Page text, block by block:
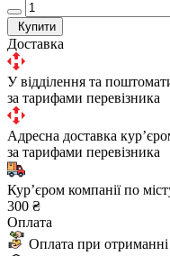
Купити
Доставка
У відділення та
за тарифами перевізника
Адресна доставка
за тарифами перевізника
Курʼєром компанії по
300 ₴
Оплата
Оплата при отриманні